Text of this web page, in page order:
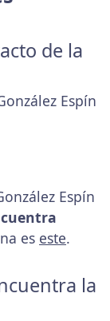
de la
Espín
Espín
es este.
la